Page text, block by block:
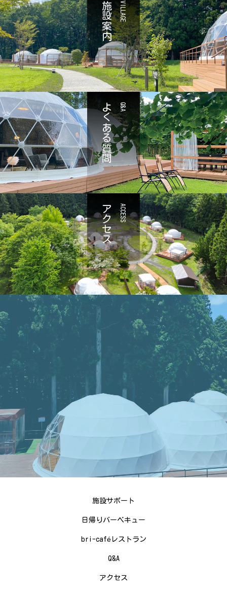
VILLAGE
施設案内
Q&A
よくある質問
ACCESS
アクセス
施設サポート
日帰りバーベキュー
bri-caféレストラン
Q&A
アクセス